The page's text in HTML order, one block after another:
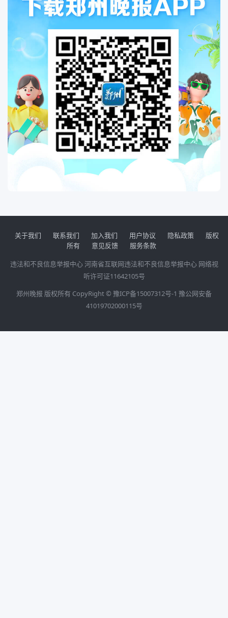
关于我们 联系我们 加入我们 用户协议 隐私政策
版权
所有
意见反馈
服务条款
违法和不良信息举报中心河南省互联网违法和不良信息举报中心 网络视
听许可证11642105号
郑州晚报 版权所有 CopyRight © 豫ICP备15007312号-1 豫公网安备
41019702000115号